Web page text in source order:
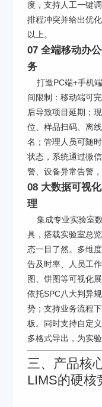
度，支持人工一键
排程冲突并给出优
以上。
07 全端移动办
务
打造PC端+手机
间限制：移动端可
后导致项目延期；
位、样品扫码、离
名；管理人员可随
状态，系统通过微
警、设备异常告警
08 大数据可视
理
集成专业实验室
具，搭载实验室总
态一目了然。多维
告及时率、人员工
图、饼图等可视化展
依托SPC八大判异
势；支持业务流程
板。同时支持自定
多格式导出，为实
三、产品核
LIMS的硬核